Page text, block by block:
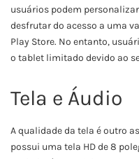
usuários podem
desfrutar do acesso a uma
Play Store. No entanto,
o tablet limitado devido ao
Tela e Áudio
A qualidade da tela é outro
possui uma tela HD de 8